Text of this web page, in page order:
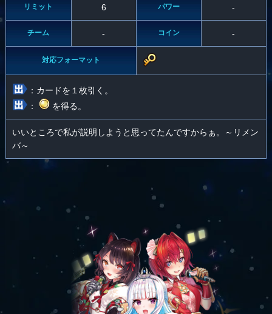
リミット 6 パワー -
チーム - コイン -
対応フォーマット
：カードを１枚引く。
：
を得る。
いいところで私が説明しようと思ってたんですからぁ。～リメン
バ～